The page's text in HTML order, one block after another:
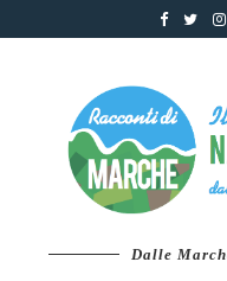
Dalle